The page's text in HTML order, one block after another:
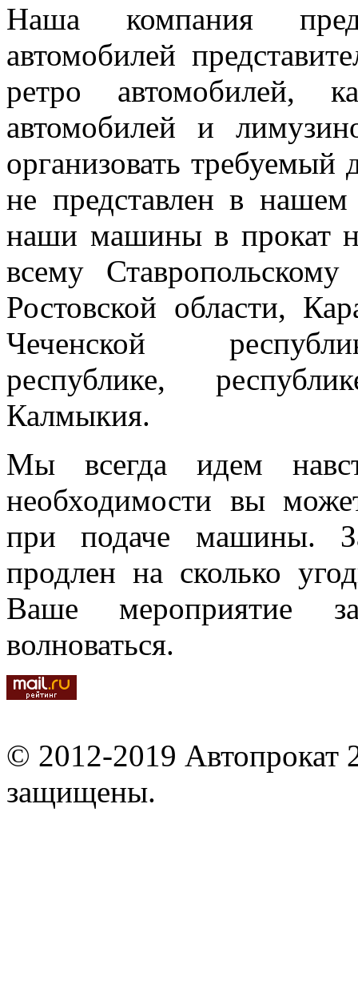
Наша компания
автомобилей
ретро автомобилей,
автомобилей и
организовать требуемый
не представлен в
наши машины в прокат
всему
Ростовской области,
Чеченской
республике,
Калмыкия.
Мы всегда идем
необходимости вы
при подаче машины.
продлен на сколько
Ваше мероприятие
волноваться.
© 2012-2019 Автопрокат
защищены.